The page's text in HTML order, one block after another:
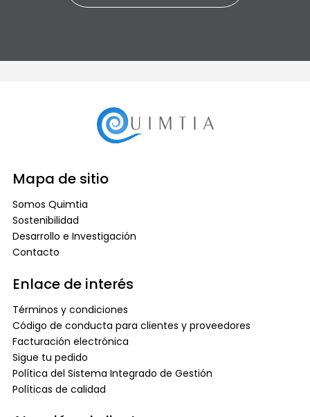
Mapa de sitio
Somos Quimtia
Sostenibilidad
Desarrollo e Investigación
Contacto
Enlace de interés
Términos y condiciones
Código de conducta para clientes y proveedores
Facturación electrónica
Sigue tu pedido
Política del Sistema Integrado de Gestión
Políticas de calidad